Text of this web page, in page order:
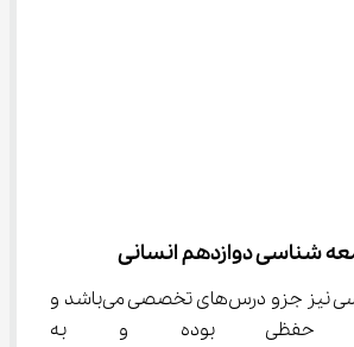
شناسی دوازدهم انسانی
درس جامعه شناسی نیز جزو درس‌های تخصصی می‌باشد و
حفظی بوده و به